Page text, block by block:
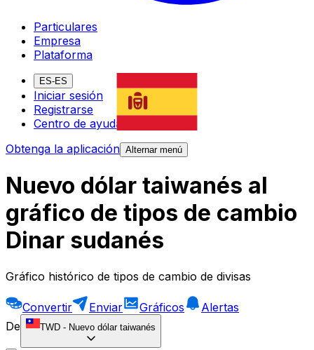
Particulares
Empresa
Plataforma
ES-ES
Iniciar sesión
Registrarse
Centro de ayuda
Obtenga la aplicación Alternar menú
Nuevo dólar taiwanés al
gráfico de tipos de cambio
Dinar sudanés
Gráfico histórico de tipos de cambio de divisas
Convertir Enviar Gráficos
Alertas
De
TWD - Nuevo dólar taiwanés